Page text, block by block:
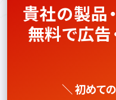
貴社の製品
無料で広告
＼ 初めて